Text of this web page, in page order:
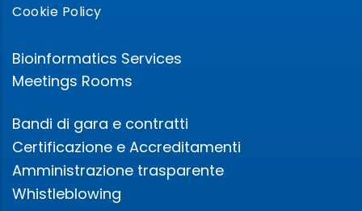
Cookie Policy
Bioinformatics Services
Meetings Rooms
Bandi di gara e contratti
Certificazione e Accreditamenti
Amministrazione trasparente
Whistleblowing